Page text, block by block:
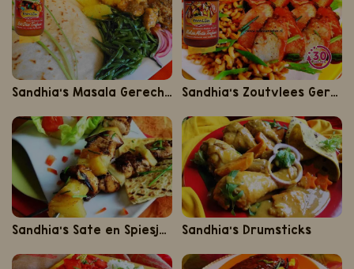
Sandhia's Masala Gerechten Sandhia's Zoutvlees Gerechten
Sandhia's Sate en Spiesjes Sandhia's Drumsticks